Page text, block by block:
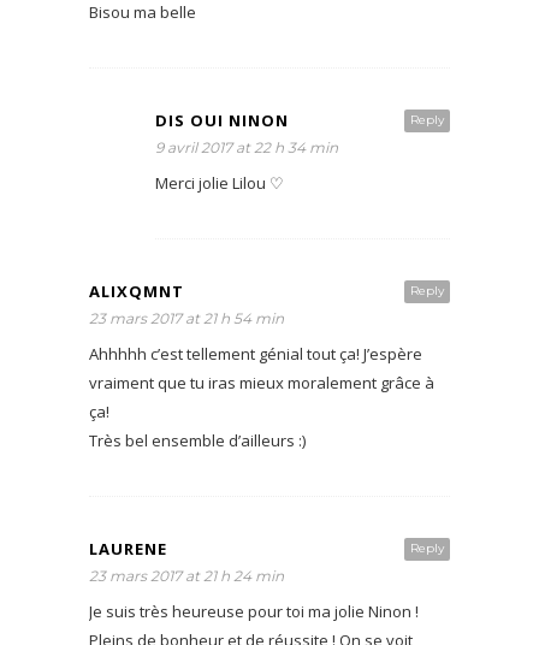
Bisou ma belle
Reply
DIS OUI NINON
9 avril 2017 at 22 h 34 min
Merci jolie Lilou ♡
Reply
ALIXQMNT
23 mars 2017 at 21 h 54 min
Ahhhhh c’est tellement génial tout ça! J’espère
vraiment que tu iras mieux moralement grâce à
ça!
Très bel ensemble d’ailleurs :)
Reply
LAURENE
23 mars 2017 at 21 h 24 min
Je suis très heureuse pour toi ma jolie Ninon !